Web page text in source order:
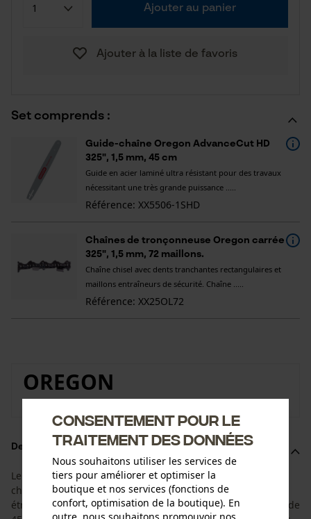
Set comprends :
Guide-chaîne Oregon AdvanceCut HD
325", 1,5 mm, 45 cm
Guide en acier laminé ultra résistant pour des travaux
nécessitant une très grande puissance .....
Référence: XX5506-1SHD
Chaînes de tronçonneuse Oregon carrée
325", 1,5 mm, 72 maillons.
Chaîne chisel avec dents tranchantes rectangulaires et
maillons entraîneurs de sécurité. Chaîne .....
Référence: XX25OL72
Ajouter au panier
Ajouter à la liste de favoris
OREGON
Vers la boutique de la marque Oregon
Description du produit
Le kit est adapté à la durée de vie du guide-chaîne et de la
chaîne de tronçonneuse. Il est composé du guide-chaîne
étroit Oregon AdvanceCut HD avec une longueur de coupe de
Consentement pour le
traitement des données
Nous souhaitons utiliser les services de
tiers pour améliorer et optimiser la
boutique et nos services (fonctions de
confort, optimisation de la boutique). En
outre, nous souhaitons promouvoir nos